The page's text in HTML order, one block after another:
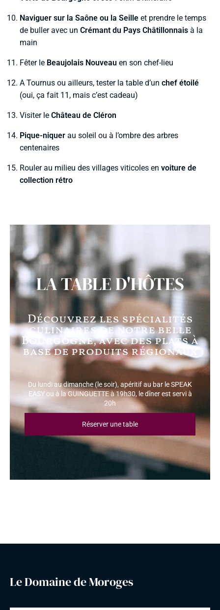
Naviguer sur la Saône ou la Seille et prendre le temps
de buller avec un Crémant du Pays Châtillonnais à la
main
Fêter le Beaujolais Nouveau en son chef-lieu
A Tournus ou ailleurs, tester la table d’un chef étoilé
(oui, ça fait 11, mais c’est cadeau)
Visiter le Château de Cléron
Pique-niquer au soleil ou à l’ombre des arbres
centenaires
Rouler au milieu des villages viticoles en voiture de
collection rétro
LA TABLE D'HÔTES
Découvrez les spécialités
culinaires de notre belle
Bourgogne, avec des plats à
base de produits régionaux
Du lundi au dimanche (le soir), apéritif au bar le SPEAK
EASY ou à la GUINGUETTE à 19h30, le dîner est servi à
20h
Réserver une table
Le Domaine de Moroges